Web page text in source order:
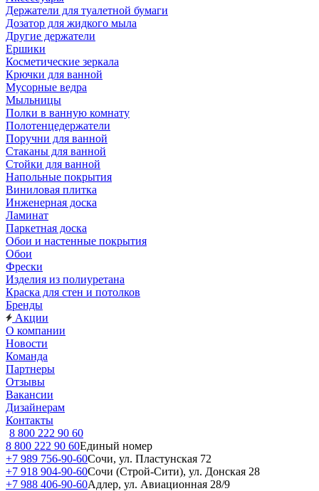
Держатели для туалетной бумаги
Дозатор для жидкого мыла
Другие держатели
Ершики
Косметические зеркала
Крючки для ванной
Мусорные ведра
Мыльницы
Полки в ванную комнату
Полотенцедержатели
Поручни для ванной
Стаканы для ванной
Стойки для ванной
Напольные покрытия
Виниловая плитка
Инженерная доска
Ламинат
Паркетная доска
Обои и настенные покрытия
Обои
Фрески
Изделия из полиуретана
Краска для стен и потолков
Бренды
Акции
О компании
Новости
Команда
Партнеры
Отзывы
Вакансии
Дизайнерам
Контакты
8 800 222 90 60
8 800 222 90 60Единый номер
+7 989 756-90-60Сочи, ул. Пластунская 72
+7 918 904-90-60Сочи (Строй-Сити), ул. Донская 28
+7 988 406-90-60Адлер, ул. Авиационная 28/9